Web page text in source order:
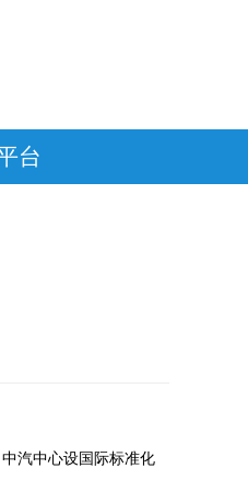
台
汽中心设国际标准化